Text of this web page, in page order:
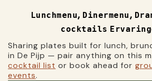
Lunchmenu, Dinermenu,
cocktails
Sharing plates built for lunch,
in De Pijp — pair anything on this
cocktail list or book ahead for
events.